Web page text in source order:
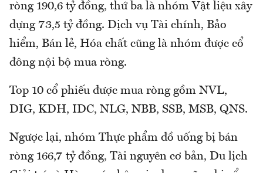
ròng 190,6 tỷ đồng, thứ ba là nhóm Vật liệu xây
dựng 73,5 tỷ đồng. Dịch vụ Tài chính, Bảo
hiểm, Bán lẻ, Hóa chất cũng là nhóm được cổ
đông nội bộ mua ròng.
Top 10 cổ phiếu được mua ròng gồm NVL,
DIG, KDH, IDC, NLG, NBB, SSB, MSB, QNS.
Ngược lại, nhóm Thực phẩm đồ uống bị bán
ròng 166,7 tỷ đồng, Tài nguyên cơ bản, Du lịch